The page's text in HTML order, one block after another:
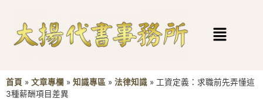
首頁 » 文章專欄 » 知識專區 » 法律知識 » 工資定義：求職前先弄懂這
3種薪酬項目差異